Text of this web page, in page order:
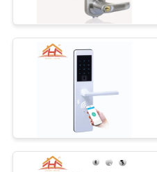
दौरा
हमसे